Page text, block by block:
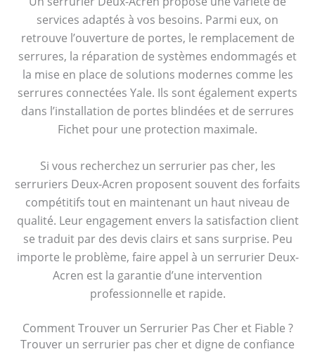
services adaptés à vos besoins. Parmi eux, on
retrouve l’ouverture de portes, le remplacement de
serrures, la réparation de systèmes endommagés et
la mise en place de solutions modernes comme les
serrures connectées Yale. Ils sont également experts
dans l’installation de portes blindées et de serrures
Fichet pour une protection maximale.
Si vous recherchez un serrurier pas cher, les
serruriers Deux-Acren proposent souvent des forfaits
compétitifs tout en maintenant un haut niveau de
qualité. Leur engagement envers la satisfaction client
se traduit par des devis clairs et sans surprise. Peu
importe le problème, faire appel à un serrurier Deux-
Acren est la garantie d’une intervention
professionnelle et rapide.
Comment Trouver un Serrurier Pas Cher et Fiable ?
Trouver un serrurier pas cher et digne de confiance